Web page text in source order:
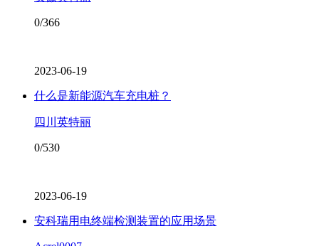
0/366
2023-06-19
什么是新能源汽车充电桩？
四川英特丽
0/530
2023-06-19
安科瑞用电终端检测装置的应用场景